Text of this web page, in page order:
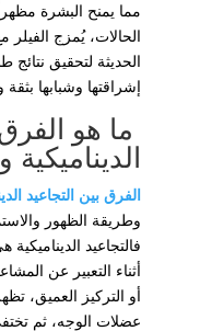
مما يمنح البشرة
الحالات، يُمزج الفيلر
الحديثة لتحقيق نتائج
إشراقتها وشبابها بثقة
ما هو
الديناميكية
الفرق بين التجاعيد
وطريقة الظهور
فالتجاعيد
أثناء التعبير عن
أو التركيز العميق،
عضلات الوجه، ثم